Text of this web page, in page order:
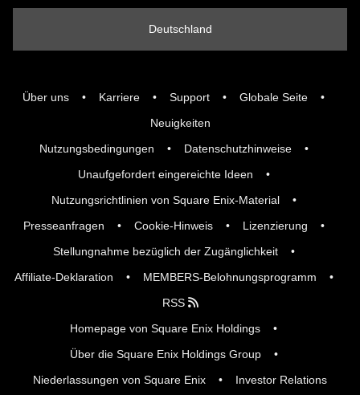
Über uns Karriere Support
Globale Seite
Neuigkeiten
Nutzungsbedingungen
Datenschutzhinweise
Unaufgefordert eingereichte Ideen
Nutzungsrichtlinien von Square Enix-Material
Presseanfragen
Cookie-Hinweis
Lizenzierung
Stellungnahme bezüglich der Zugänglichkeit
Affiliate-Deklaration
MEMBERS-Belohnungsprogramm
RSS
Homepage von Square Enix Holdings
Über die Square Enix Holdings Group
Niederlassungen von Square Enix
Investor Relations
Deutschland